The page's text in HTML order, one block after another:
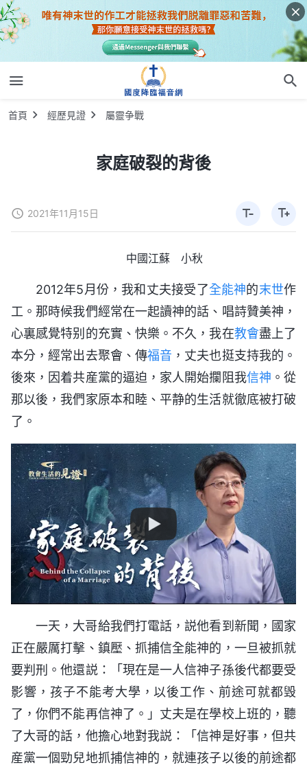
首頁 經歷見證 屬靈争戰
家庭破裂的背後
2021年11月15日
中國江蘇 小秋
2012年5月份，我和丈夫接受了全能神的末世作
工。那時候我們經常在一起讀神的話、唱詩贊美神，
心裏感覺特别的充實、快樂。不久，我在教會盡上了
本分，經常出去聚會、傳福音 ，丈夫也挺支持我的。
後來，因着共産黨的逼迫，家人開始攔阻我信神 。從
那以後，我們家原本和睦、平静的生活就徹底被打破
了。
一天，大哥給我們打電話，説他看到新聞，國家
正在嚴厲打擊、鎮壓、抓捕信全能神的，一旦被抓就
要判刑。他還説：「現在是一人信神子孫後代都要受
影響，孩子不能考大學，以後工作、前途可就都毁
了，你們不能再信神了。」丈夫是在學校上班的，聽
了大哥的話，他擔心地對我説：「信神是好事，但共
産黨一個勁兒地抓捕信神的，就連孩子以後的前途都